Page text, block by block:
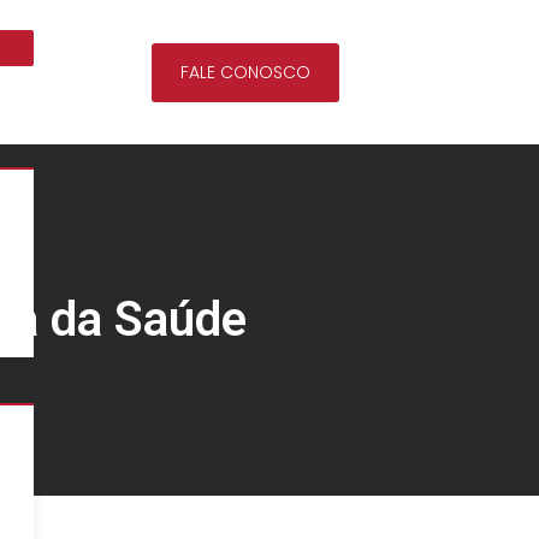
FALE CONOSCO
da Saúde